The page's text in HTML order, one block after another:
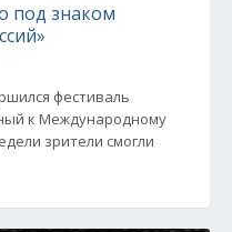
под знаком
фестиваль
к Международному
зрители смогли